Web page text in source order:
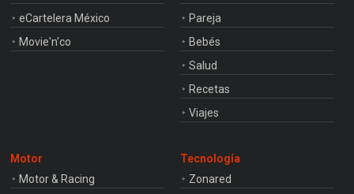
eCartelera México
Movie'n'co
Pareja
Bebés
Salud
Recetas
Viajes
Motor
Motor & Racing
Tecnología
Zonared